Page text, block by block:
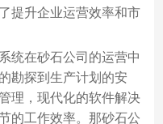
提升企业运营效率和市
统在砂石公司的运营中
勘探到生产计划的安
理，现代化的软件解决
的工作效率。那砂石公